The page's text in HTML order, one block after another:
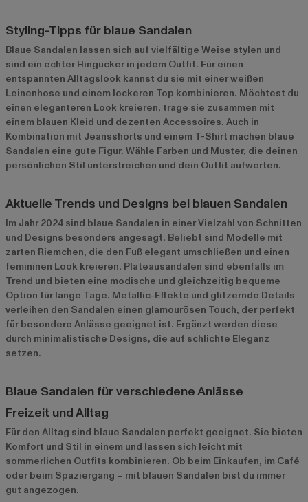
Styling-Tipps für blaue Sandalen
Blaue Sandalen lassen sich auf vielfältige Weise stylen und
sind ein echter Hingucker in jedem Outfit. Für einen
entspannten Alltagslook kannst du sie mit einer weißen
Leinenhose und einem lockeren Top kombinieren. Möchtest du
einen eleganteren Look kreieren, trage sie zusammen mit
einem blauen Kleid und dezenten Accessoires. Auch in
Kombination mit Jeansshorts und einem T-Shirt machen blaue
Sandalen eine gute Figur. Wähle Farben und Muster, die deinen
persönlichen Stil unterstreichen und dein Outfit aufwerten.
Aktuelle Trends und Designs bei blauen Sandalen
Im Jahr 2024 sind blaue Sandalen in einer Vielzahl von Schnitten
und Designs besonders angesagt. Beliebt sind Modelle mit
zarten Riemchen, die den Fuß elegant umschließen und einen
femininen Look kreieren. Plateausandalen sind ebenfalls im
Trend und bieten eine modische und gleichzeitig bequeme
Option für lange Tage. Metallic-Effekte und glitzernde Details
verleihen den Sandalen einen glamourösen Touch, der perfekt
für besondere Anlässe geeignet ist. Ergänzt werden diese
durch minimalistische Designs, die auf schlichte Eleganz
setzen.
Blaue Sandalen für verschiedene Anlässe
Freizeit und Alltag
Für den Alltag sind blaue Sandalen perfekt geeignet. Sie bieten
Komfort und Stil in einem und lassen sich leicht mit
sommerlichen Outfits kombinieren. Ob beim Einkaufen, im Café
oder beim Spaziergang – mit blauen Sandalen bist du immer
gut angezogen.